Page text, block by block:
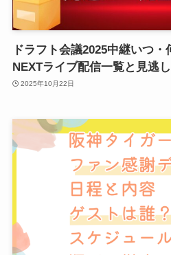
ドラフト会議2025中継いつ
NEXTライブ配信一覧と見逃
2025年10月22日